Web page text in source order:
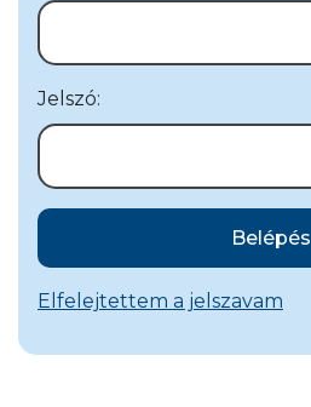
Jelszó:
Belépés
Elfelejtettem a jelszavam